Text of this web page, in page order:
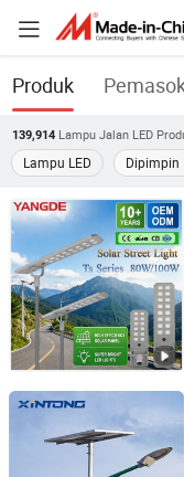
Produk
139,914 Lampu Jalan LED
Lampu LED Dipimpin
Yangde Electric
Jiangsu, China
Yangzhou Xintong
Jiangsu, China